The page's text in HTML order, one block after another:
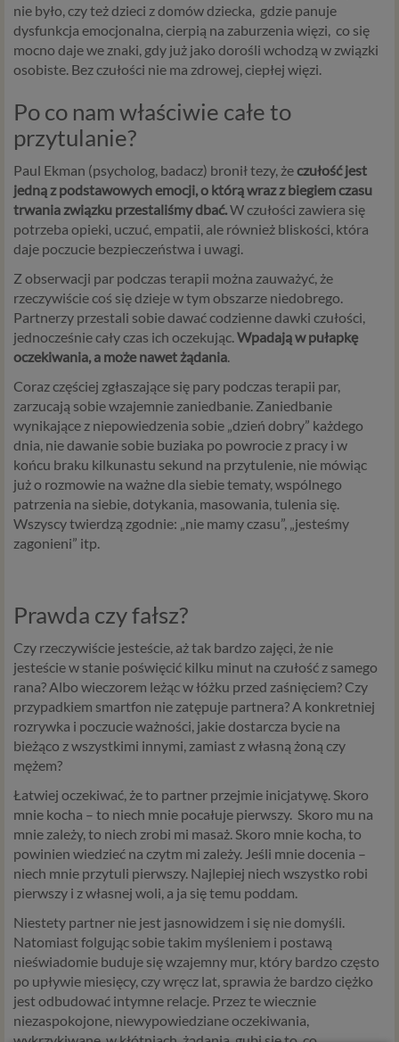
nie było, czy też dzieci z domów dziecka, gdzie panuje
dysfunkcja emocjonalna, cierpią na zaburzenia więzi, co się
mocno daje we znaki, gdy już jako dorośli wchodzą w związki
osobiste. Bez czułości nie ma zdrowej, ciepłej więzi.
Po co nam właściwie całe to
przytulanie?
Paul Ekman (psycholog, badacz) bronił tezy, żeczułość jest
jedną z podstawowych emocji, o którą wraz z biegiem czasu
trwania związku przestaliśmy dbać.W czułości zawiera się
potrzeba opieki, uczuć, empatii, ale również bliskości, która
daje poczucie bezpieczeństwa i uwagi.
Z obserwacji par podczas terapii można zauważyć, że
rzeczywiście coś się dzieje w tym obszarze niedobrego.
Partnerzy przestali sobie dawać codzienne dawki czułości,
jednocześnie cały czas ich oczekując. Wpadają w pułapkę
oczekiwania, a może nawet żądania
Coraz częściej zgłaszające się pary podczas terapii par,
zarzucają sobie wzajemnie zaniedbanie. Zaniedbanie
wynikające z niepowiedzenia sobie „dzień dobry” każdego
dnia, nie dawanie sobie buziaka po powrocie z pracy i w
końcu braku kilkunastu sekund na przytulenie, nie mówiąc
już o rozmowie na ważne dla siebie tematy, wspólnego
patrzenia na siebie, dotykania, masowania, tulenia się.
Wszyscy twierdzą zgodnie: „nie mamy czasu”, „jesteśmy
zagonieni” itp.
Prawda czy fałsz?
Czy rzeczywiście jesteście, aż tak bardzo zajęci, że nie
jesteście w stanie poświęcić kilku minut na czułość z samego
rana? Albo wieczorem leżąc w łóżku przed zaśnięciem? Czy
przypadkiem smartfon nie zatępuje partnera? A konkretniej
rozrywka i poczucie ważności, jakie dostarcza bycie na
bieżąco z wszystkimi innymi, zamiast z własną żoną czy
mężem?
Łatwiej oczekiwać, że to partner przejmie inicjatywę. Skoro
mnie kocha – to niech mnie pocałuje pierwszy. Skoro mu na
mnie zależy, to niech zrobi mi masaż. Skoro mnie kocha, to
powinien wiedzieć na czytm mi zależy. Jeśli mnie docenia –
niech mnie przytuli pierwszy. Najlepiej niech wszystko robi
pierwszy i z własnej woli, a ja się temu poddam.
Niestety partner nie jest jasnowidzem i się nie domyśli.
Natomiast folgując sobie takim myśleniem i postawą
nieświadomie buduje się wzajemny mur, który bardzo często
po upływie miesięcy, czy wręcz lat, sprawia że bardzo ciężko
jest odbudować intymne relacje. Przez te wiecznie
niezaspokojone, niewypowiedziane oczekiwania,